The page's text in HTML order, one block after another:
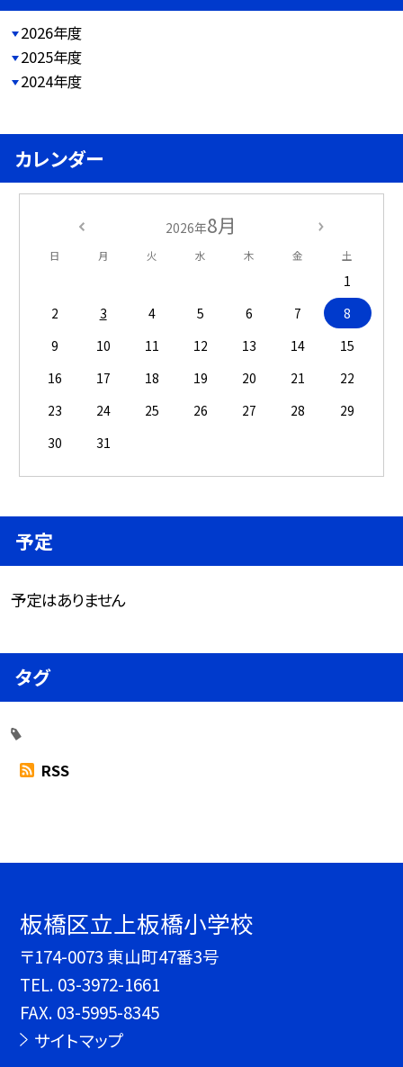
2026年度
2025年度
2024年度
カレンダー
2026年8月
日 月 火 水 木 金 土
1
2
3 4 5 6 7
8
9
10 11 12 13 14
15
16
17 18 19 20 21
22
23
24 25 26 27 28
29
30
31
予定
予定はありません
タグ
RSS
板橋区立上板橋小学校
〒174-0073 東山町47番3号
TEL. 03-3972-1661
FAX. 03-5995-8345
サイトマップ